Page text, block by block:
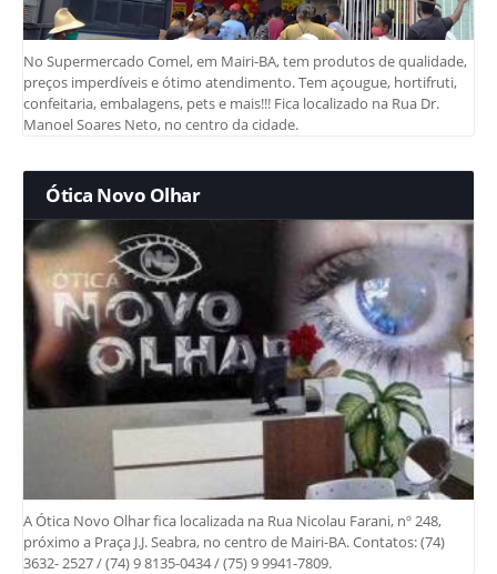
No Supermercado Comel, em Mairi-BA, tem produtos de qualidade,
preços imperdíveis e ótimo atendimento. Tem açougue, hortifruti,
confeitaria, embalagens, pets e mais!!! Fica localizado na Rua Dr.
Manoel Soares Neto, no centro da cidade.
Ótica Novo Olhar
A Ótica Novo Olhar fica localizada na Rua Nicolau Farani, nº 248,
próximo a Praça J.J. Seabra, no centro de Mairi-BA. Contatos: (74)
3632- 2527 / (74) 9 8135-0434 / (75) 9 9941-7809.